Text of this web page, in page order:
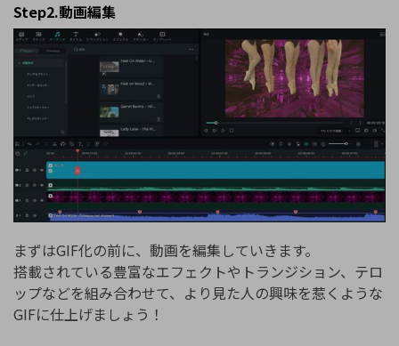
Step2.動画編集
まずはGIF化の前に、動画を編集していきます。
搭載されている豊富なエフェクトやトランジション、テロ
ップなどを組み合わせて、より見た人の興味を惹くような
GIFに仕上げましょう！